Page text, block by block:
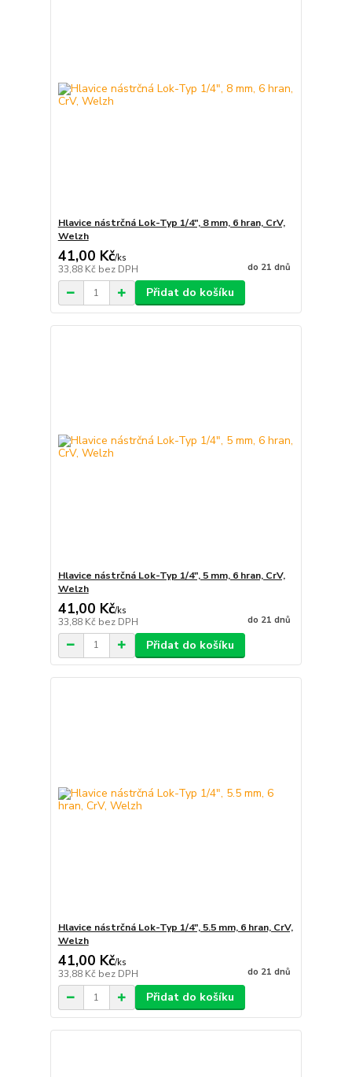
Hlavice nástrčná Lok-Typ 1/4", 8 mm, 6 hran, CrV,
Welzh
41,00 Kč/ks
33,88 Kč bez DPH do 21 dnů
Přidat do košíku
Hlavice nástrčná Lok-Typ 1/4", 5 mm, 6 hran, CrV,
Welzh
41,00 Kč/ks
33,88 Kč bez DPH do 21 dnů
Přidat do košíku
Hlavice nástrčná Lok-Typ 1/4", 5.5 mm, 6 hran, CrV,
Welzh
41,00 Kč/ks
33,88 Kč bez DPH do 21 dnů
Přidat do košíku